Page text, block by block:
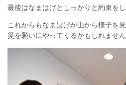
最後はなまはげとしっかりと約束を
これからもなまはげが山から様子を
災を願いにやってくるかもしれません